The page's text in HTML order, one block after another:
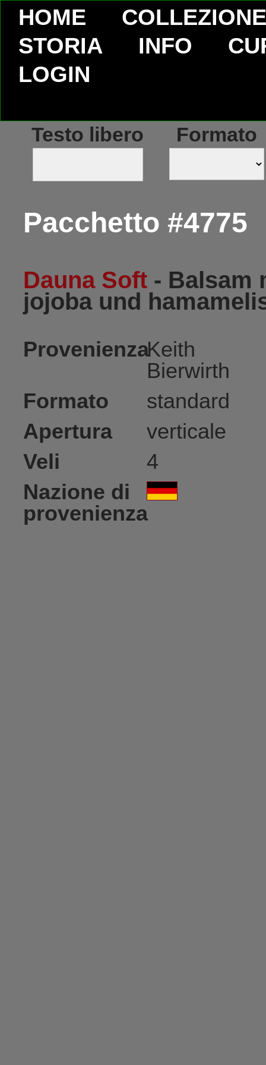
HOME
COLLEZIONE
STORIA
INFO
LOGIN
Testo libero Formato
Pacchetto #4775
Dauna Soft - Balsam
jojoba und
ProvenienzaKeith
Bierwirth
Formato
standard
Apertura
verticale
Veli
4
Nazione di
provenienza